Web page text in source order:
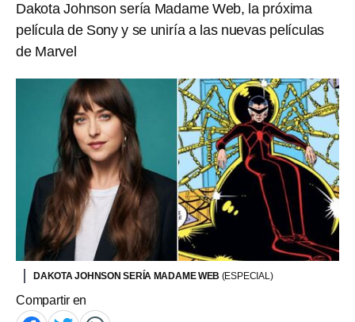
Dakota Johnson sería Madame Web, la próxima
película de Sony y se uniría a las nuevas películas
de Marvel
DAKOTA JOHNSON SERÍA MADAME WEB (ESPECIAL)
Compartir en